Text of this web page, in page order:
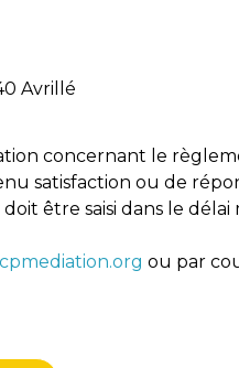
Avrillé
concernant le
satisfaction ou de
être saisi dans le délai
ou par